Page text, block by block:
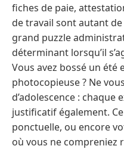
fiches de paie,
de travail sont autant de
grand puzzle
déterminant lorsqu’il
Vous avez bossé un été
photocopieuse ? Ne
d’adolescence : chaque
justificatif également.
ponctuelle, ou encore
où vous ne compreniez